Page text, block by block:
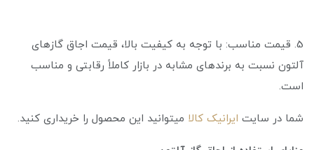
5. قیمت مناسب: با توجه به کیفیت بالا، قیمت اجاق گازهای
آلتون نسبت به برندهای مشابه در بازار کاملاً رقابتی و مناسب
است.
شما در سایت ایرانیک کالا میتوانید این محصول را خریداری کنید.